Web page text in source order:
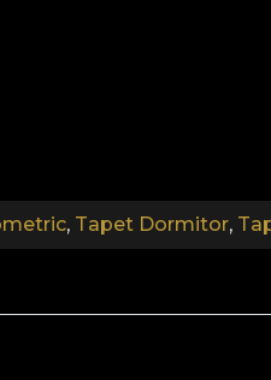
e nelle scoperte. Il
viaggio diventa un
, Tapet Dormitor,